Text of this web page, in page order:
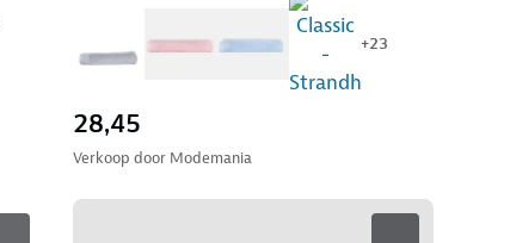
+23
28,45
Verkoop door Modemania